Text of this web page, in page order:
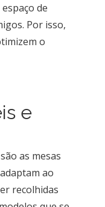
de
Por isso,
o
e
as mesas
ao
recolhidas